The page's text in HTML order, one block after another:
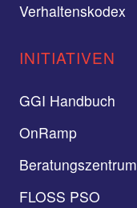
Verhaltenskodex
INITIATIVEN
GGI Handbuch
OnRamp
Beratungszentrum
FLOSS PSO